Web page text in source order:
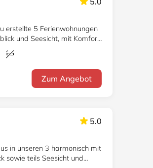
erstellte 5 Ferienwohnungen
Komfort
Zum Angebot
5.0
in unseren 3 harmonisch mit
sowie teils Seesicht und